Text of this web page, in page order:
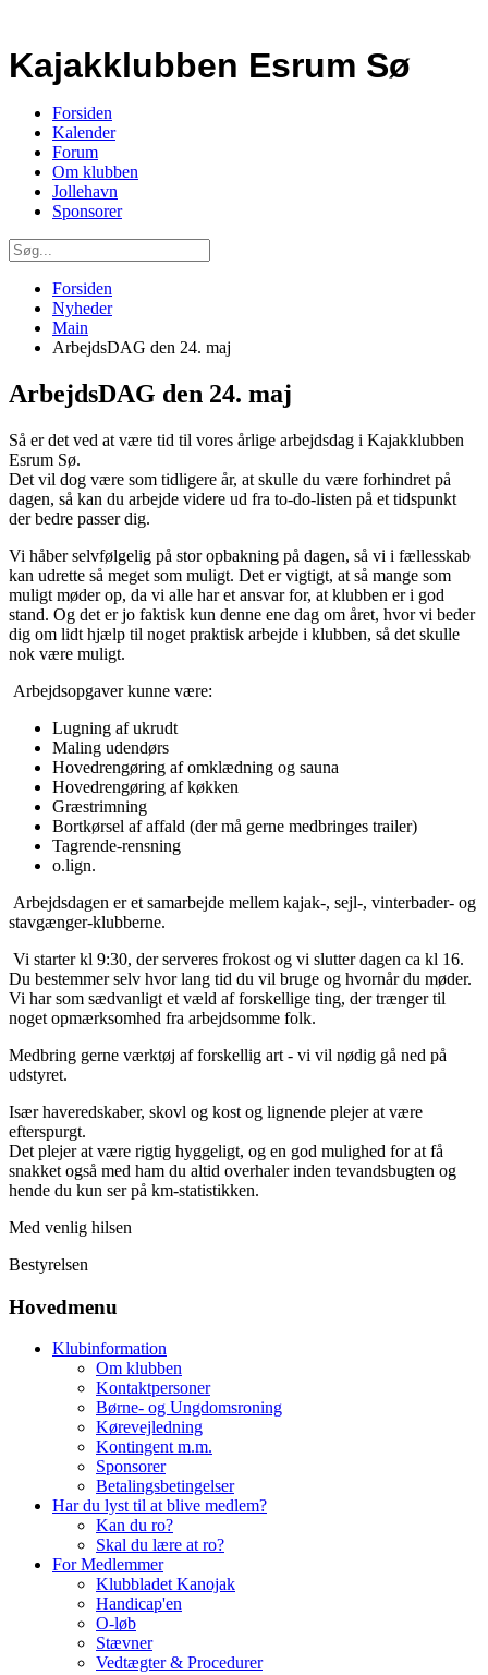
Kajakklubben Esrum Sø
Forsiden
Kalender
Forum
Om klubben
Jollehavn
Sponsorer
Forsiden
Nyheder
Main
ArbejdsDAG den 24. maj
ArbejdsDAG den 24. maj
Så er det ved at være tid til vores årlige arbejdsdag i Kajakklubben
Esrum Sø.
Det vil dog være som tidligere år, at skulle du være forhindret på
dagen, så kan du arbejde videre ud fra to-do-listen på et tidspunkt
der bedre passer dig.
Vi håber selvfølgelig på stor opbakning på dagen, så vi i fællesskab
kan udrette så meget som muligt. Det er vigtigt, at så mange som
muligt møder op, da vi alle har et ansvar for, at klubben er i god
stand. Og det er jo faktisk kun denne ene dag om året, hvor vi beder
dig om lidt hjælp til noget praktisk arbejde i klubben, så det skulle
nok være muligt.
Arbejdsopgaver kunne være:
Lugning af ukrudt
Maling udendørs
Hovedrengøring af omklædning og sauna
Hovedrengøring af køkken
Græstrimning
Bortkørsel af affald (der må gerne medbringes trailer)
Tagrende-rensning
o.lign.
Arbejdsdagen er et samarbejde mellem kajak-, sejl-, vinterbader- og
stavgænger-klubberne.
Vi starter kl 9:30, der serveres frokost og vi slutter dagen ca kl 16.
Du bestemmer selv hvor lang tid du vil bruge og hvornår du møder.
Vi har som sædvanligt et væld af forskellige ting, der trænger til
noget opmærksomhed fra arbejdsomme folk.
Medbring gerne værktøj af forskellig art - vi vil nødig gå ned på
udstyret.
Især haveredskaber, skovl og kost og lignende plejer at være
efterspurgt.
Det plejer at være rigtig hyggeligt, og en god mulighed for at få
snakket også med ham du altid overhaler inden tevandsbugten og
hende du kun ser på km-statistikken.
Med venlig hilsen
Bestyrelsen
Hovedmenu
Klubinformation
Om klubben
Kontaktpersoner
Børne- og Ungdomsroning
Kørevejledning
Kontingent m.m.
Sponsorer
Betalingsbetingelser
Har du lyst til at blive medlem?
Kan du ro?
Skal du lære at ro?
For Medlemmer
Klubbladet Kanojak
Handicap'en
O-løb
Stævner
Vedtægter & Procedurer